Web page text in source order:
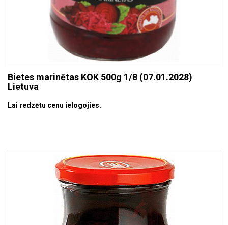
Bietes marinētas KOK 500g 1/8 (07.01.2028)
Lietuva
Lai redzētu cenu ielogojies.